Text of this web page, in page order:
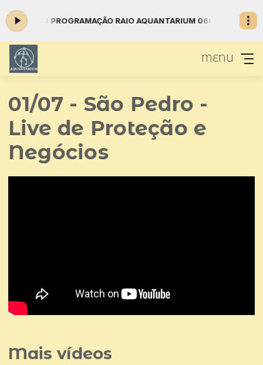
5 PROGRAMAÇÃO RAIO AQUANTARIUM 06h03m29s
MENU
01/07 - São Pedro -
Live de Proteção e
Negócios
Mais vídeos